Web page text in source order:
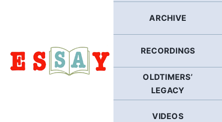
ARCHIVE
RECORDINGS
OLDTIMERS’
LEGACY
VIDEOS